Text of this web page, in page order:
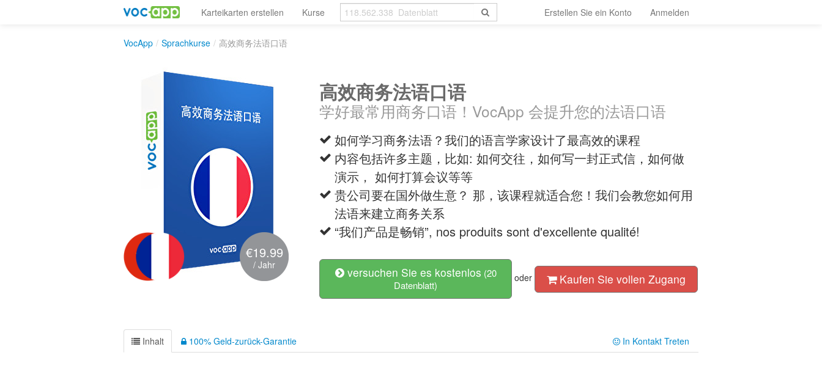
Karteikarten erstellen Kurse Erstellen Sie ein Konto Anmelden
VocApp / Sprachkurse / 高效商务法语口语
€19.99
/ Jahr
高效商务法语口语
学好最常用商务口语！VocApp 会提升您的法语口语
如何学习商务法语？我们的语言学家设计了最高效的课程
内容包括许多主题，比如: 如何交往，如何写一封正式信，如何做
演示， 如何打算会议等等
贵公司要在国外做生意？ 那，该课程就适合您！我们会教您如何用
法语来建立商务关系
“我们产品是畅销”, nos produits sont d'excellente qualité!
versuchen Sie es kostenlos (20
Datenblatt)
oder Kaufen Sie vollen Zugang
Inhalt 100% Geld-zurück-Garantie In Kontakt Treten